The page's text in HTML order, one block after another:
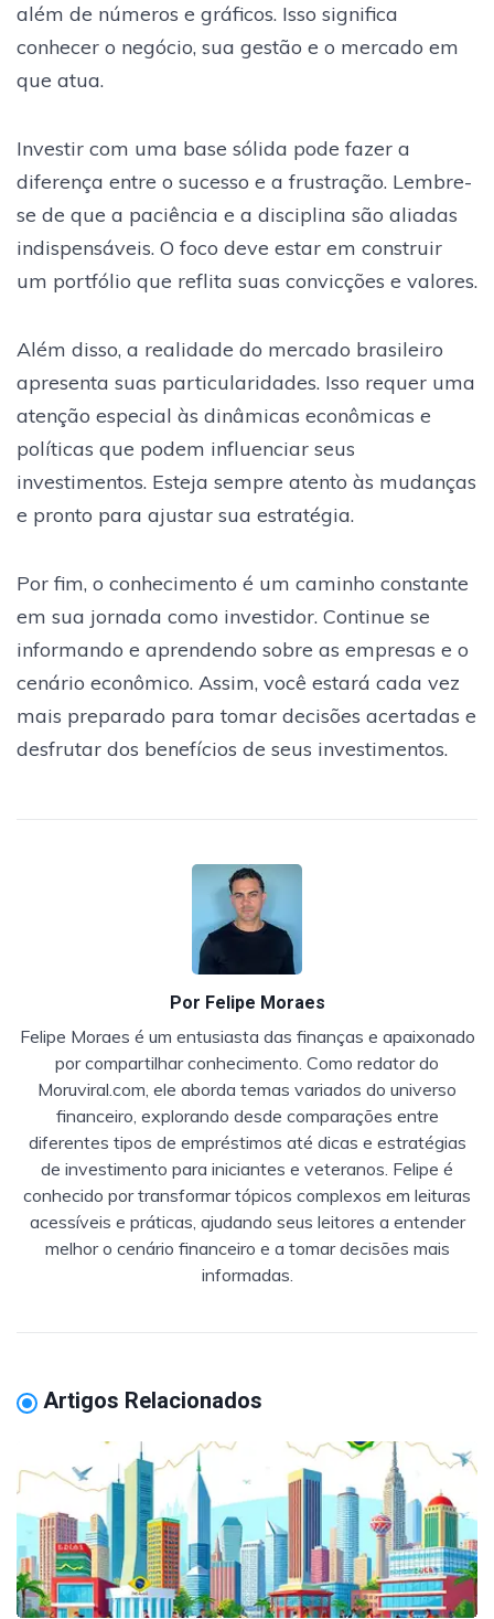
além de números e gráficos. Isso significa
conhecer o negócio, sua gestão e o mercado em
que atua.
Investir com uma base sólida pode fazer a
diferença entre o sucesso e a frustração. Lembre-
se de que a paciência e a disciplina são aliadas
indispensáveis. O foco deve estar em construir
um portfólio que reflita suas convicções e valores.
Além disso, a realidade do mercado brasileiro
apresenta suas particularidades. Isso requer uma
atenção especial às dinâmicas econômicas e
políticas que podem influenciar seus
investimentos. Esteja sempre atento às mudanças
e pronto para ajustar sua estratégia.
Por fim, o conhecimento é um caminho constante
em sua jornada como investidor. Continue se
informando e aprendendo sobre as empresas e o
cenário econômico. Assim, você estará cada vez
mais preparado para tomar decisões acertadas e
desfrutar dos benefícios de seus investimentos.
Por Felipe Moraes
Felipe Moraes é um entusiasta das finanças e apaixonado
por compartilhar conhecimento. Como redator do
Moruviral.com, ele aborda temas variados do universo
financeiro, explorando desde comparações entre
diferentes tipos de empréstimos até dicas e estratégias
de investimento para iniciantes e veteranos. Felipe é
conhecido por transformar tópicos complexos em leituras
acessíveis e práticas, ajudando seus leitores a entender
melhor o cenário financeiro e a tomar decisões mais
informadas.
Artigos Relacionados